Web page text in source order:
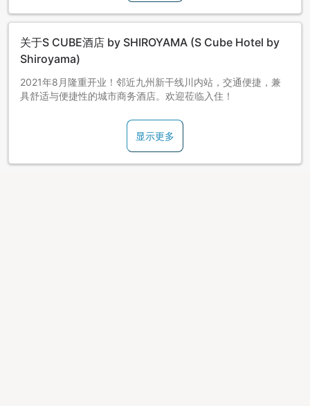
关于S CUBE酒店 by SHIROYAMA (S Cube Hotel by
Shiroyama)
2021年8月隆重开业！邻近九州新干线川内站，交通便捷，兼
具舒适与便捷性的城市商务酒店。欢迎莅临入住！
显示更多